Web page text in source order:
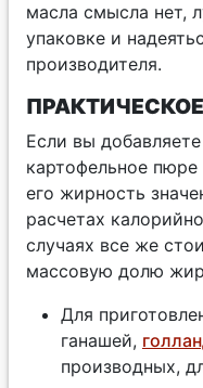
масла смысла нет,
упаковке и
производителя.
Если вы
картофельное
его жирность
расчетах
случаях все же
массовую долю
Для
ганашей,
производных,